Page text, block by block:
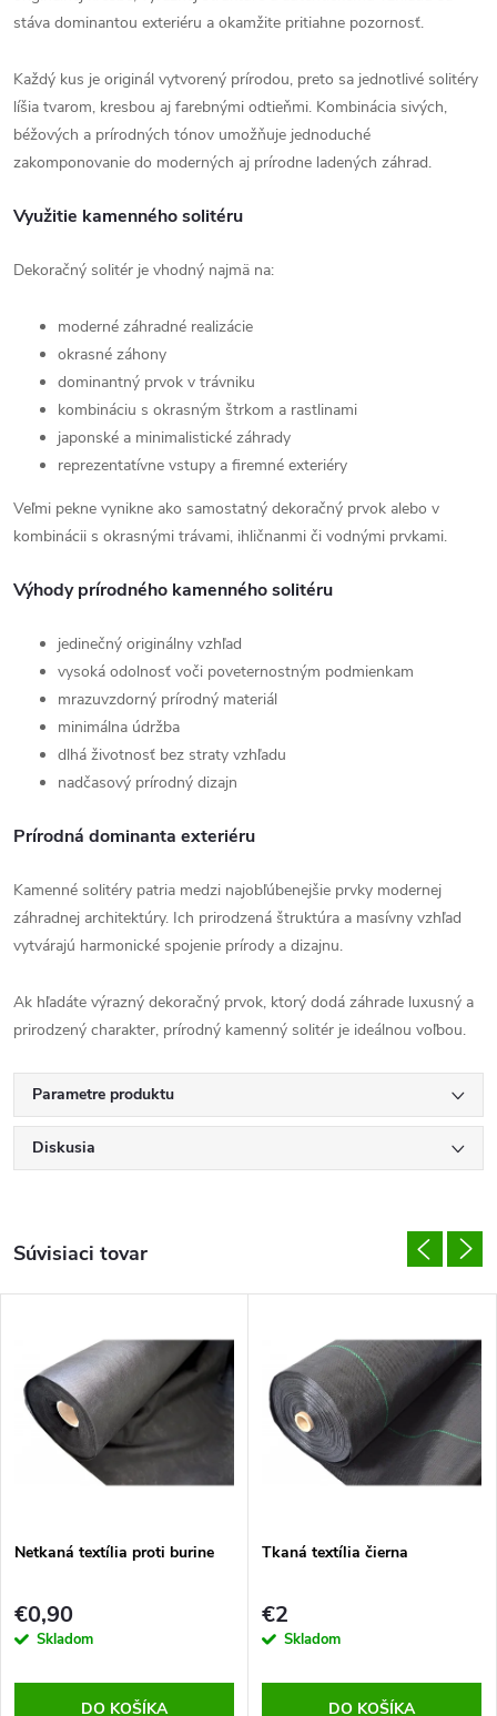
stáva dominantou exteriéru a okamžite pritiahne pozornosť.
Každý kus je originál vytvorený prírodou, preto sa jednotlivé solitéry
líšia tvarom, kresbou aj farebnými odtieňmi. Kombinácia sivých,
béžových a prírodných tónov umožňuje jednoduché
zakomponovanie do moderných aj prírodne ladených záhrad.
Využitie kamenného solitéru
Dekoračný solitér je vhodný najmä na:
moderné záhradné realizácie
okrasné záhony
dominantný prvok v trávniku
kombináciu s okrasným štrkom a rastlinami
japonské a minimalistické záhrady
reprezentatívne vstupy a firemné exteriéry
Veľmi pekne vynikne ako samostatný dekoračný prvok alebo v
kombinácii s okrasnými trávami, ihličnanmi či vodnými prvkami.
Výhody prírodného kamenného solitéru
jedinečný originálny vzhľad
vysoká odolnosť voči poveternostným podmienkam
mrazuvzdorný prírodný materiál
minimálna údržba
dlhá životnosť bez straty vzhľadu
nadčasový prírodný dizajn
Prírodná dominanta exteriéru
Kamenné solitéry patria medzi najobľúbenejšie prvky modernej
záhradnej architektúry. Ich prirodzená štruktúra a masívny vzhľad
vytvárajú harmonické spojenie prírody a dizajnu.
Ak hľadáte výrazný dekoračný prvok, ktorý dodá záhrade luxusný a
prirodzený charakter, prírodný kamenný solitér je ideálnou voľbou.
Parametre produktu
Diskusia
Súvisiaci tovar
Netkaná textília proti burine
€0,90
Skladom
DO KOŠÍKA
Tkaná textília čierna
€2
Skladom
DO KOŠÍKA